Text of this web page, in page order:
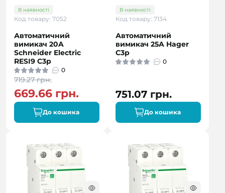
В наявності
Код товару: 7052
Автоматичний
вимикач 20A
Schneider Electric
RESI9 C3р
0
719.27 грн.
669.66 грн.
До кошика
В наявності
Код товару: 7134
Автоматичний
вимикач 25A Hager
C3p
0
751.07 грн.
До кошика